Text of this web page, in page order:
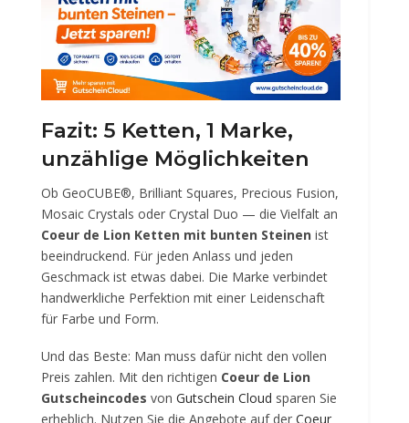
Fazit: 5 Ketten, 1 Marke,
unzählige Möglichkeiten
Ob GeoCUBE®, Brilliant Squares, Precious Fusion,
Mosaic Crystals oder Crystal Duo — die Vielfalt an
Coeur de Lion Ketten mit bunten Steinen ist
beeindruckend. Für jeden Anlass und jeden
Geschmack ist etwas dabei. Die Marke verbindet
handwerkliche Perfektion mit einer Leidenschaft
für Farbe und Form.
Und das Beste: Man muss dafür nicht den vollen
Preis zahlen. Mit den richtigen Coeur de Lion
Gutscheincodes von Gutschein Cloud sparen Sie
erheblich. Nutzen Sie die Angebote auf der Coeur